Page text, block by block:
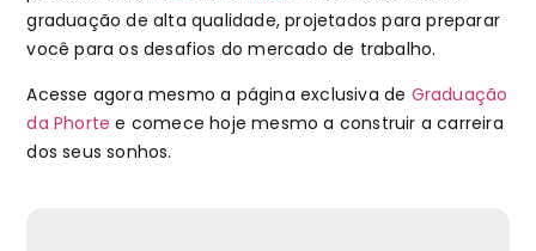
graduação de alta qualidade, projetados para preparar
você para os desafios do mercado de trabalho.
Acesse agora mesmo a página exclusiva de Graduação
da Phortee comece hoje mesmo a construir a carreira
dos seus sonhos.